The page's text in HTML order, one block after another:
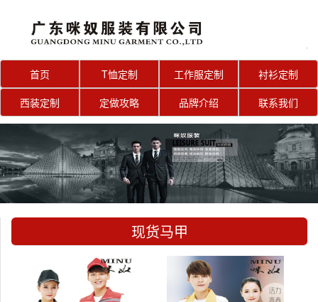
首页 T恤定制 工作服定制
衬衫定制
西装定制
定做攻略 品牌介绍 联系我们
现货马甲